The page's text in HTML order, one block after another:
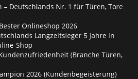
– Deutschlands Nr. 1 für Türen, Tore
Onlineshop 2026
Langzeitsieger 5 Jahre in
Shop
(Branche Türen,
2026 (Kundenbegeisterung)